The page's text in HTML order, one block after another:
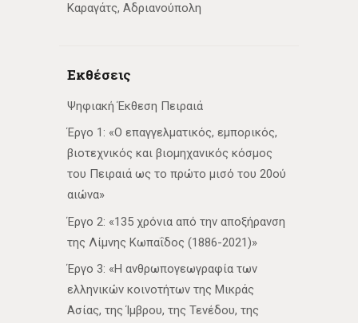
Καραγάτς, Αδριανούπολη
Εκθέσεις
Ψηφιακή Έκθεση Πειραιά
Έργο 1: «Ο επαγγελματικός, εμπορικός,
βιοτεχνικός και βιομηχανικός κόσμος
του Πειραιά ως το πρώτο μισό του 20ού
αιώνα»
Έργο 2: «135 χρόνια από την αποξήρανση
της Λίμνης Κωπαΐδος (1886-2021)»
Έργο 3: «Η ανθρωπογεωγραφία των
ελληνικών κοινοτήτων της Μικράς
Ασίας, της Ίμβρου, της Τενέδου, της